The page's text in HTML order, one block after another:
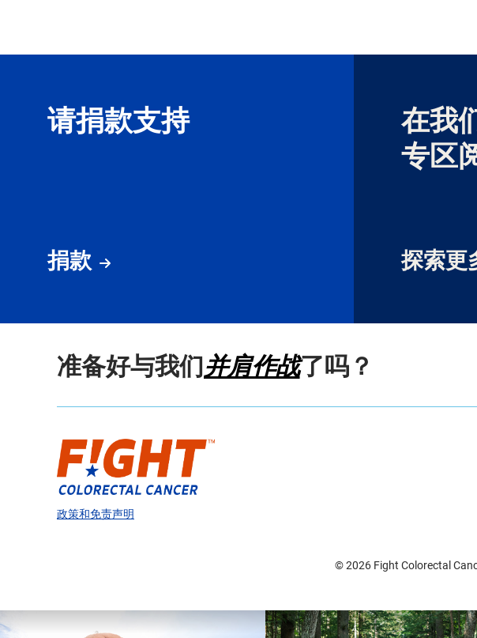
请捐款支持
捐款
在我
专区
探索更
准备好与我们并肩作战了吗？
政策和免责声明
© 2026 Fight Colorectal